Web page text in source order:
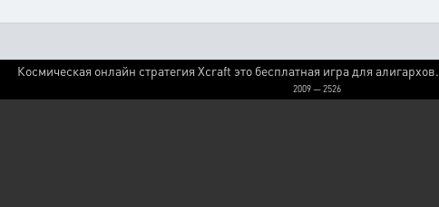
Космическая онлайн стратегия Xcraft это бесплатная игра для алигархов.
2009 — 2526